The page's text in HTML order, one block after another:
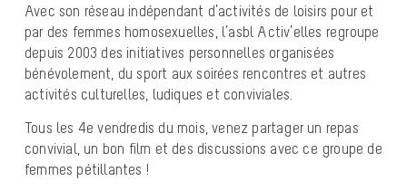
Avec son réseau indépendant d’activités de loisirs pour et
par des femmes homosexuelles, l’asbl Activ’elles regroupe
depuis 2003 des initiatives personnelles organisées
bénévolement, du sport aux soirées rencontres et autres
activités culturelles, ludiques et conviviales.
Tous les 4e vendredis du mois, venez partager un repas
convivial, un bon film et des discussions avec ce groupe de
femmes pétillantes !